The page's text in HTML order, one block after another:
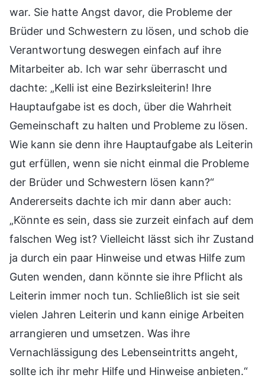
war. Sie hatte Angst davor, die Probleme der
Brüder und Schwestern zu lösen, und schob die
Verantwortung deswegen einfach auf ihre
Mitarbeiter ab. Ich war sehr überrascht und
dachte: „Kelli ist eine Bezirksleiterin! Ihre
Hauptaufgabe ist es doch, über die Wahrheit
Gemeinschaft zu halten und Probleme zu lösen.
Wie kann sie denn ihre Hauptaufgabe als Leiterin
gut erfüllen, wenn sie nicht einmal die Probleme
der Brüder und Schwestern lösen kann?“
Andererseits dachte ich mir dann aber auch:
„Könnte es sein, dass sie zurzeit einfach auf dem
falschen Weg ist? Vielleicht lässt sich ihr Zustand
ja durch ein paar Hinweise und etwas Hilfe zum
Guten wenden, dann könnte sie ihre Pflicht als
Leiterin immer noch tun. Schließlich ist sie seit
vielen Jahren Leiterin und kann einige Arbeiten
arrangieren und umsetzen. Was ihre
Vernachlässigung des Lebenseintritts angeht,
sollte ich ihr mehr Hilfe und Hinweise anbieten.“